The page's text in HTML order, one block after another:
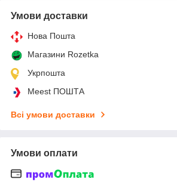
Умови доставки
Нова Пошта
Магазини Rozetka
Укрпошта
Meest ПОШТА
Всі умови доставки
Умови оплати